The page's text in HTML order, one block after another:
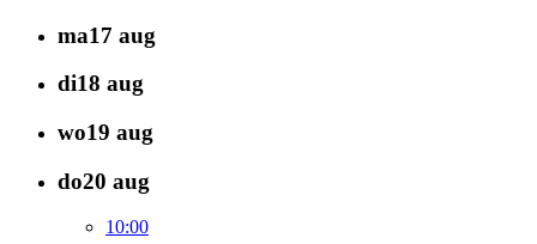
ma17 aug
di18 aug
wo19 aug
do20 aug
10:00